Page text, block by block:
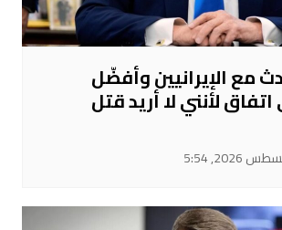
مع الإيرانيين وأفضّل
لأنني لا أريد قتل